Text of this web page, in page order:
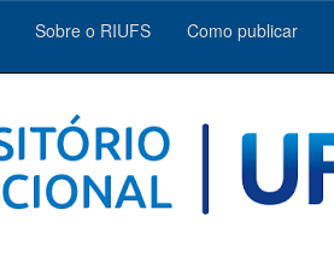
Sobre o RIUFS Como publicar